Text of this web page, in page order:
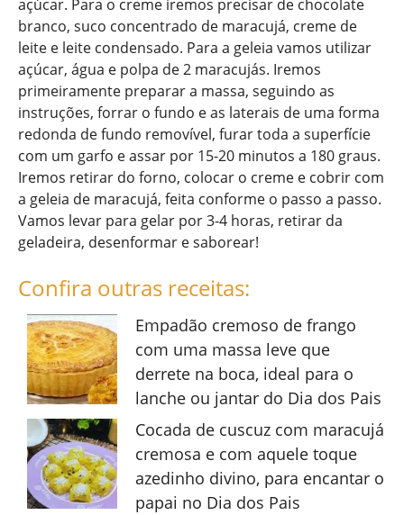
açúcar. Para o creme iremos precisar de chocolate
branco, suco concentrado de maracujá, creme de
leite e leite condensado. Para a geleia vamos utilizar
açúcar, água e polpa de 2 maracujás. Iremos
primeiramente preparar a massa, seguindo as
instruções, forrar o fundo e as laterais de uma forma
redonda de fundo removível, furar toda a superfície
com um garfo e assar por 15-20 minutos a 180 graus.
Iremos retirar do forno, colocar o creme e cobrir com
a geleia de maracujá, feita conforme o passo a passo.
Vamos levar para gelar por 3-4 horas, retirar da
geladeira, desenformar e saborear!
Confira outras receitas:
Empadão cremoso de frango
com uma massa leve que
derrete na boca, ideal para o
lanche ou jantar do Dia dos Pais
Cocada de cuscuz com maracujá
cremosa e com aquele toque
azedinho divino, para encantar o
papai no Dia dos Pais